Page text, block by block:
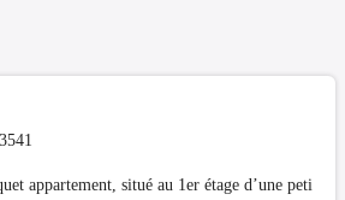
appartement, situé au 1er étage d’une peti